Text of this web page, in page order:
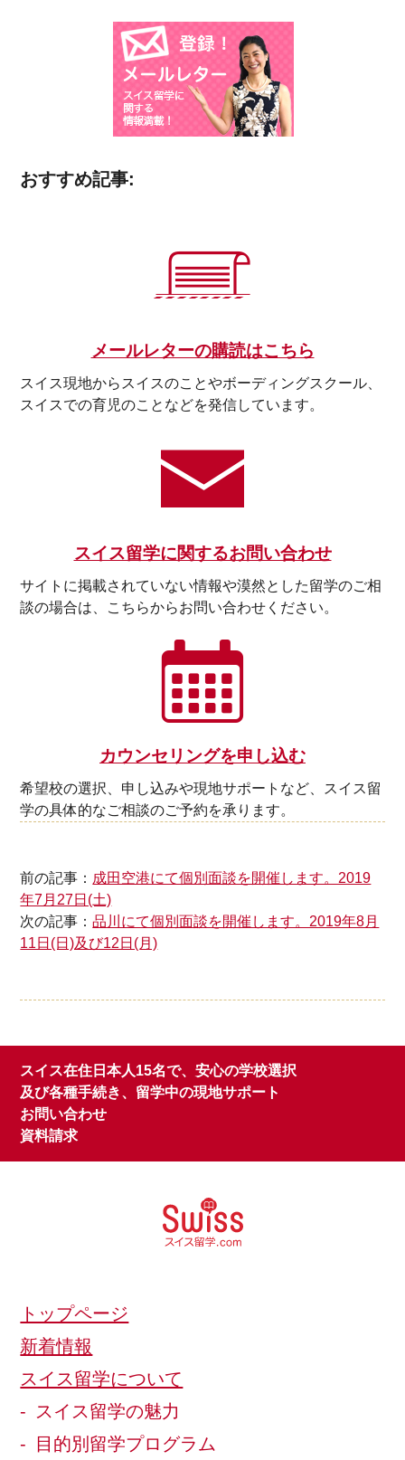
おすすめ記事:
メールレターの購読はこちら
スイス現地からスイスのことやボーディングスクール、
スイスでの育児のことなどを発信しています。
スイス留学に関するお問い合わせ
サイトに掲載されていない情報や漠然とした留学のご相
談の場合は、こちらからお問い合わせください。
カウンセリングを申し込む
希望校の選択、申し込みや現地サポートなど、スイス留
学の具体的なご相談のご予約を承ります。
前の記事： 成田空港にて個別面談を開催します。2019
年7月27日(土)
次の記事：品川にて個別面談を開催します。2019年8月
11日(日)及び12日(月)
スイス在住日本人15名で、安心の学校選択
及び各種手続き、留学中の現地サポート
お問い合わせ
資料請求
トップページ
新着情報
スイス留学について
スイス留学の魅力
目的別留学プログラム